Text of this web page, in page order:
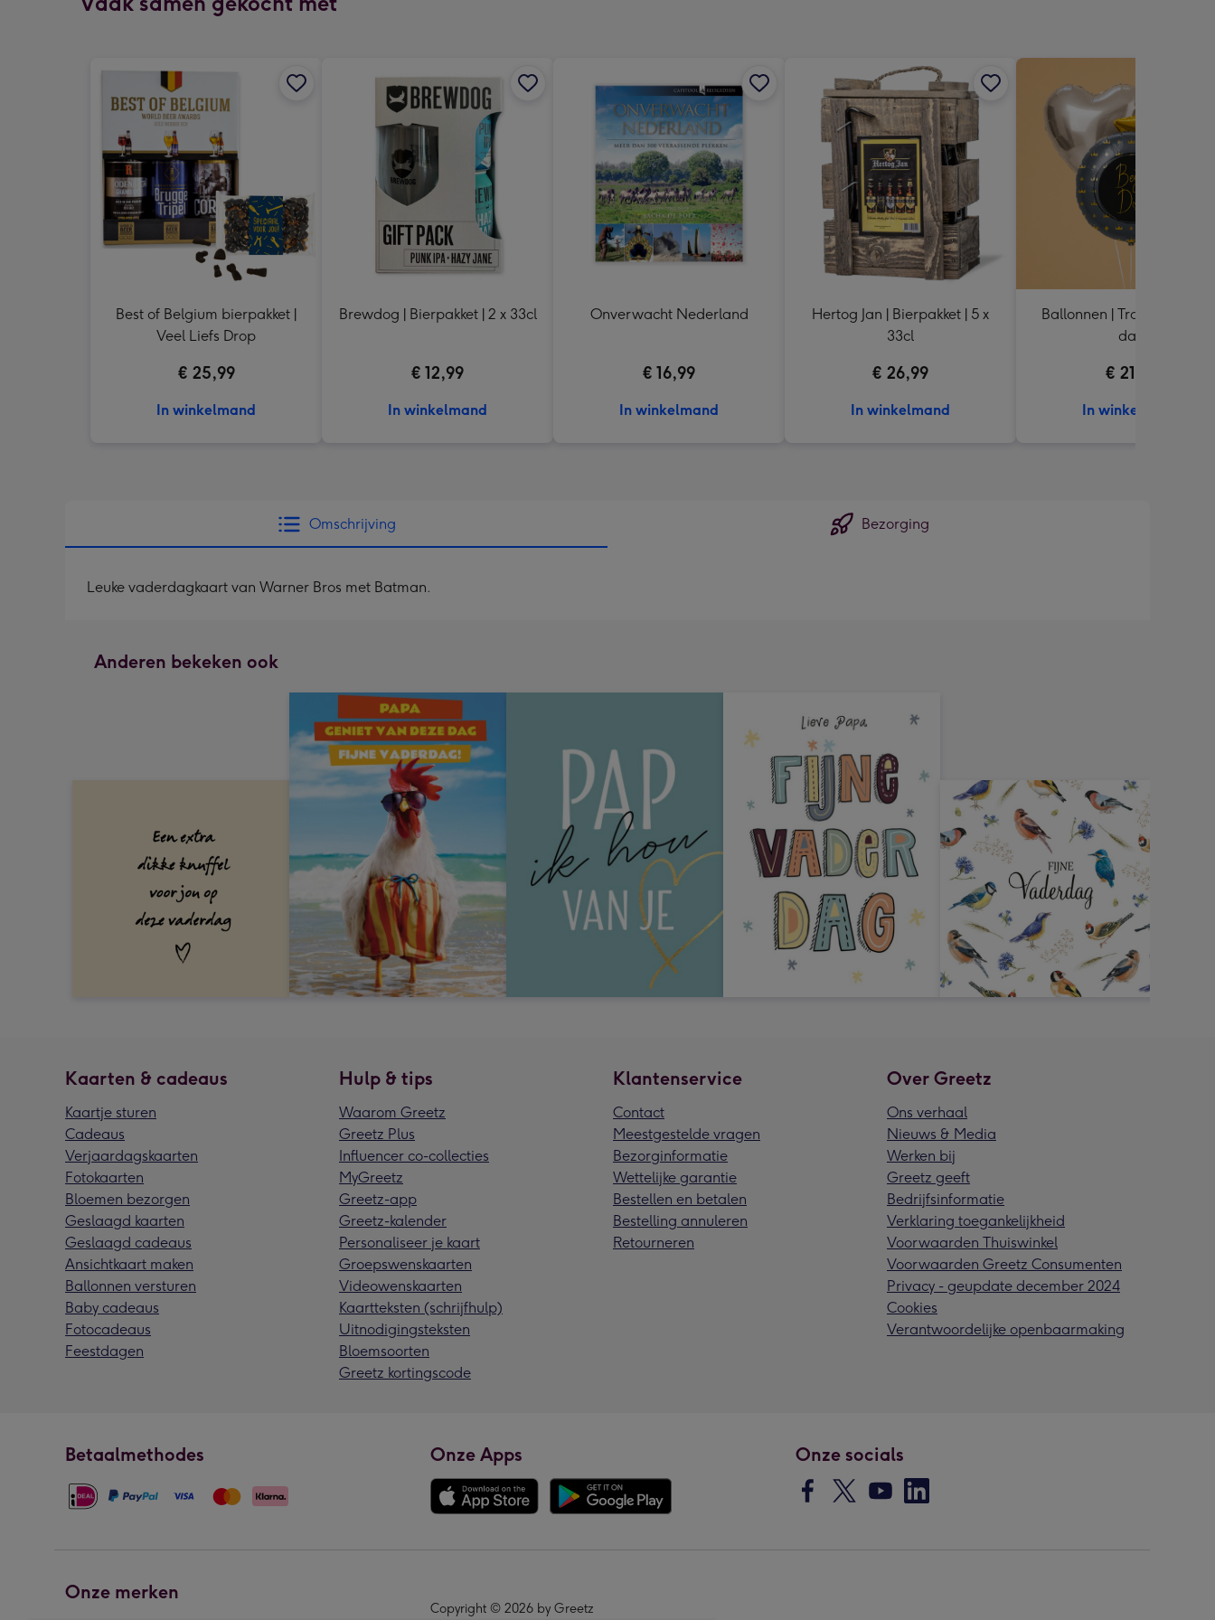
Best of Belgium bierpakket |
Veel Liefs Drop
€ 25,99
In winkelmand
Brewdog | Bierpakket | 2 x 33cl
€ 12,99
In winkelmand
Onverwacht Nederland
€ 16,99
In winkelmand
Hertog Jan | Bierpakket | 5 x
33cl
€ 26,99
In winkelmand
Ballonnen | Tros van 3 |
dad
€ 21,99
In winkelmand
Omschrijving Bezorging
Leuke vaderdagkaart van Warner Bros met Batman.
Anderen bekeken ook
Kaarten & cadeaus
Kaartje sturen
Cadeaus
Verjaardagskaarten
Fotokaarten
Bloemen bezorgen
Geslaagd kaarten
Geslaagd cadeaus
Ansichtkaart maken
Ballonnen versturen
Baby cadeaus
Fotocadeaus
Feestdagen
Hulp & tips
Waarom Greetz
Greetz Plus
Influencer co-collecties
MyGreetz
Greetz-app
Greetz-kalender
Personaliseer je kaart
Groepswenskaarten
Videowenskaarten
Kaartteksten (schrijfhulp)
Uitnodigingsteksten
Bloemsoorten
Greetz kortingscode
Klantenservice
Contact
Meestgestelde vragen
Bezorginformatie
Wettelijke garantie
Bestellen en betalen
Bestelling annuleren
Retourneren
Over Greetz
Ons verhaal
Nieuws & Media
Werken bij
Greetz geeft
Bedrijfsinformatie
Verklaring toegankelijkheid
Voorwaarden Thuiswinkel
Voorwaarden Greetz Consumenten
Privacy - geupdate december 2024
Cookies
Verantwoordelijke openbaarmaking
Betaalmethodes Onze Apps Onze socials
Onze merken
Copyright © 2026 by Greetz